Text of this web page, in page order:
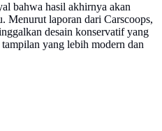
bahwa hasil akhirnya akan
Menurut laporan dari Carscoops,
desain konservatif yang
yang lebih modern dan